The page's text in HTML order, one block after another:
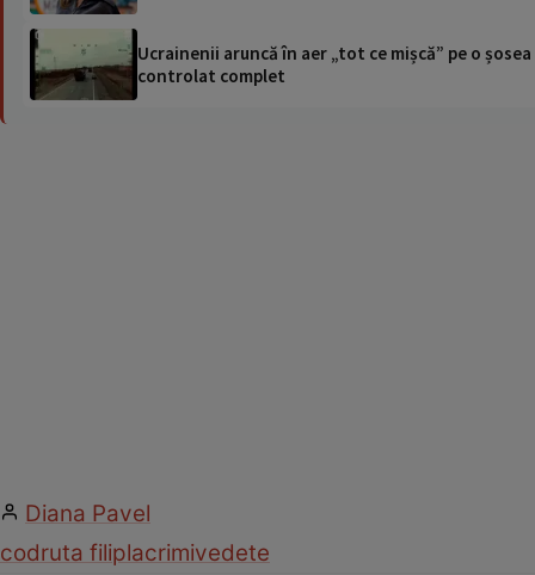
Ucrainenii aruncă în aer „tot ce mișcă” pe o
controlat complet
Diana Pavel
codruta filiplacrimivedete